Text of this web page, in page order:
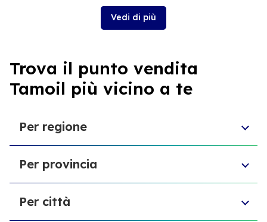
Vedi di più
Trova il punto vendita
Tamoil più vicino a te
Per regione
Veneto
Abruzzo
Friuli-Venezia Giulia
Sardegna
Per provincia
Libero consorzio comunale di Ragusa
Provincia di Vicenza
Per città